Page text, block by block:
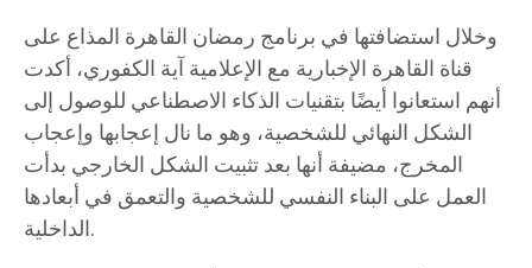
وخلال استضافتها في برنامج رمضان القاهرة المذاع على
قناة القاهرة الإخبارية مع الإعلامية آية الكفوري، أكدت
أنهم استعانوا أيضًا بتقنيات الذكاء الاصطناعي للوصول إلى
الشكل النهائي للشخصية، وهو ما نال إعجابها وإعجاب
المخرج، مضيفة أنها بعد تثبيت الشكل الخارجي بدأت
العمل على البناء النفسي للشخصية والتعمق في أبعادها
الداخلية.